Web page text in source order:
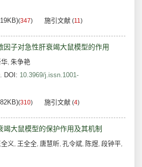
(347) 施引文献 (11)
因子对急性肝衰竭大鼠模型的作用
, 朱争艳
DOI: 10.3969/j.issn.1001-
(310) 施引文献 (4)
竭大鼠模型的保护作用及其机制
全义, 王全全, 唐慧昕, 孔令斌, 陈煜, 段钟平,